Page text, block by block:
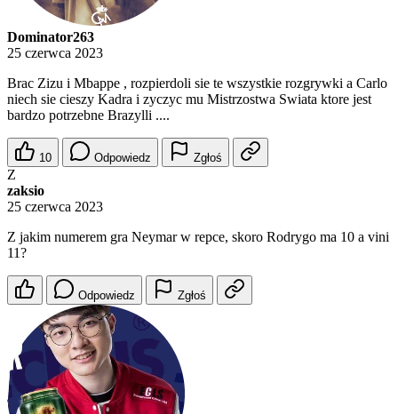
Dominator263
25 czerwca 2023
Brac Zizu i Mbappe , rozpierdoli sie te wszystkie rozgrywki a Carlo
niech sie cieszy Kadra i zyczyc mu Mistrzostwa Swiata ktore jest
bardzo potrzebne Brazylli ....
10 Odpowiedz Zgłoś
Z
zaksio
25 czerwca 2023
Z jakim numerem gra Neymar w repce, skoro Rodrygo ma 10 a vini
11?
Odpowiedz Zgłoś